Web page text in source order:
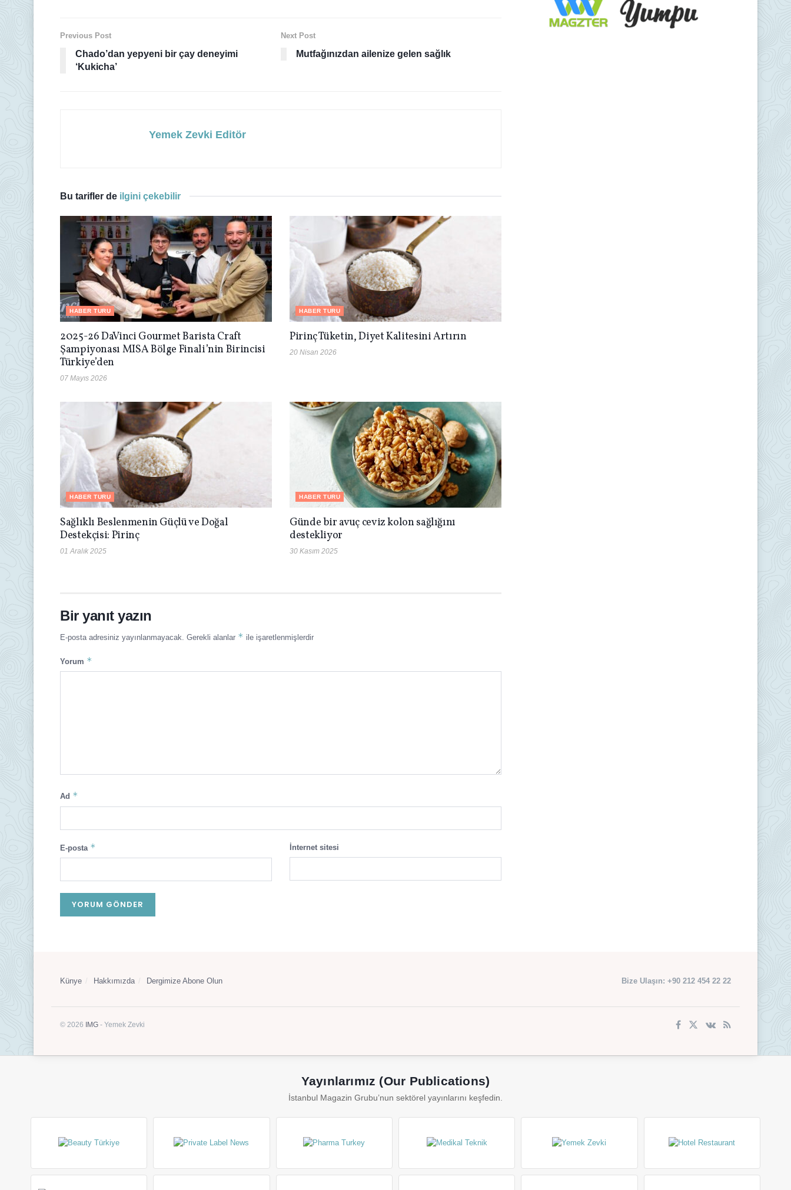
Previous Post
Chado’dan yepyeni bir çay deneyimi
‘Kukicha’
Next Post
Mutfağınızdan ailenize gelen sağlık
Yemek Zevki Editör
Bu tarifler de ilgini çekebilir
HABER TURU
2025-26 DaVinci Gourmet Barista Craft
Şampiyonası MISA Bölge Finali’nin Birincisi
Türkiye’den
07 Mayıs 2026
HABER TURU
Pirinç Tüketin, Diyet Kalitesini Artırın
20 Nisan 2026
HABER TURU
Sağlıklı Beslenmenin Güçlü ve Doğal
Destekçisi: Pirinç
01 Aralık 2025
HABER TURU
Günde bir avuç ceviz kolon sağlığını
destekliyor
30 Kasım 2025
Bir yanıt yazın
E-posta adresiniz yayınlanmayacak. Gerekli alanlar * ile işaretlenmişlerdir
Yorum *
Ad *
E-posta * İnternet sitesi
Künye Hakkımızda Dergimize Abone Olun Bize Ulaşın: +90 212 454 22 22
© 2026 IMG - Yemek Zevki
Yayınlarımız (Our Publications)
İstanbul Magazin Grubu’nun sektörel yayınlarını keşfedin.